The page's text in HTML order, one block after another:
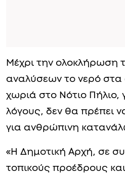
Μέχρι την ολοκλήρωση
αναλύσεων το νερό στα
χωριά στο Νότιο Πήλιο,
λόγους, δεν θα πρέπει
για ανθρώπινη
«Η Δημοτική Αρχή, σε
τοπικούς προέδρους